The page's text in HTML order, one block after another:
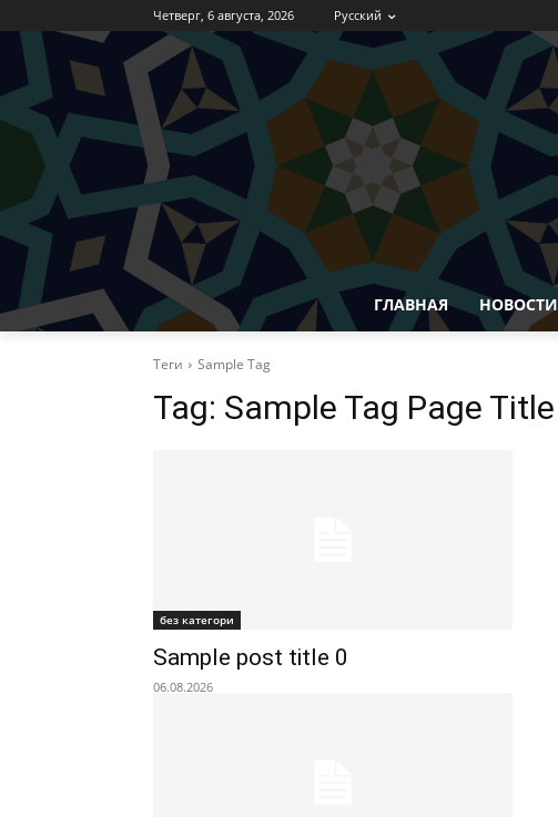
Четверг, 6 августа, 2026 Русский
ГЛАВНАЯ НОВОСТИ
Теги Sample Tag
Tag: Sample Tag Page Title
без категори
Sample post title 0
06.08.2026